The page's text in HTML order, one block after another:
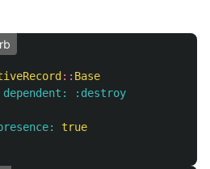
:: Base
dependent: :destroy
true